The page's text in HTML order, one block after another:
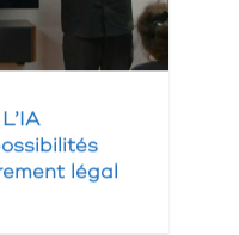
légal